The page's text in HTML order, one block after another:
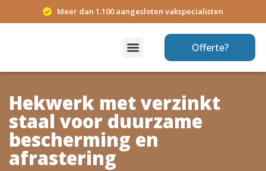
Meer dan 1.100 aangesloten vakspecialisten
Offerte?
Hekwerk met verzinkt
staal voor duurzame
bescherming en
afrastering